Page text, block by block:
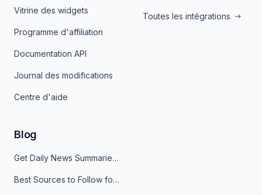
Vitrine des widgets
Programme d'affiliation
Documentation API
Journal des modifications
Centre d'aide
Toutes les intégrations
Blog
Get Daily News Summaries About Any Topic in Telegram, Discord, Slack, and Email
Best Sources to Follow for Crypto News in Your Reader (2026)